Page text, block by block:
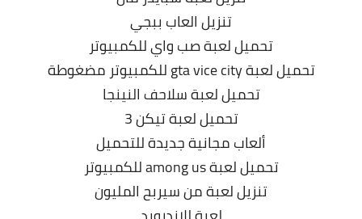
تنزيل العاب ببجي
تحميل لعبة صب واي للكمبيوتر
تحميل لعبة gta vice city للكمبيوتر مضغوطة
تحميل لعبة سلاحف النينجا
تحميل لعبة تيكن 3
ألعاب مجانية جديدة للتحميل
تحميل لعبة among us للكمبيوتر
تنزيل لعبة من سيربح المليون